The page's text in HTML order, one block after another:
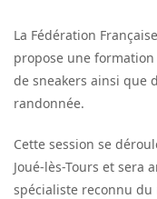
La Fédération
propose une
de sneakers ainsi que
randonnée.
Cette session se
Joué-lès-Tours et sera
spécialiste reconnu du